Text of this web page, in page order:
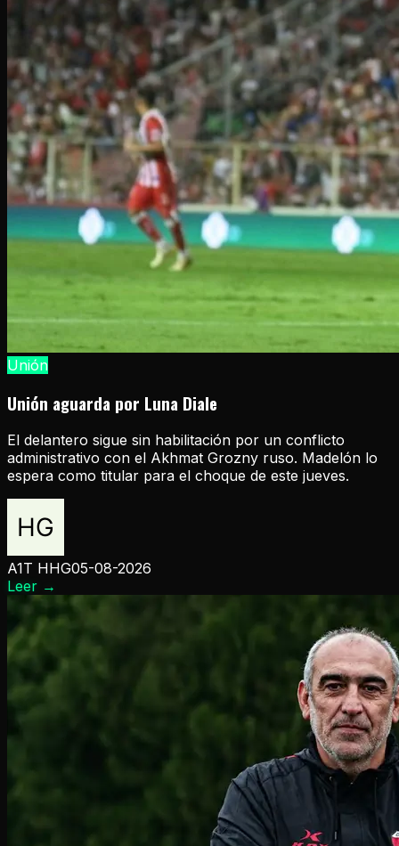
Unión
Unión aguarda por Luna Diale
El delantero sigue sin habilitación por un conflicto
administrativo con el Akhmat Grozny ruso. Madelón lo
espera como titular para el choque de este jueves.
A1T HHG05-08-2026
Leer →